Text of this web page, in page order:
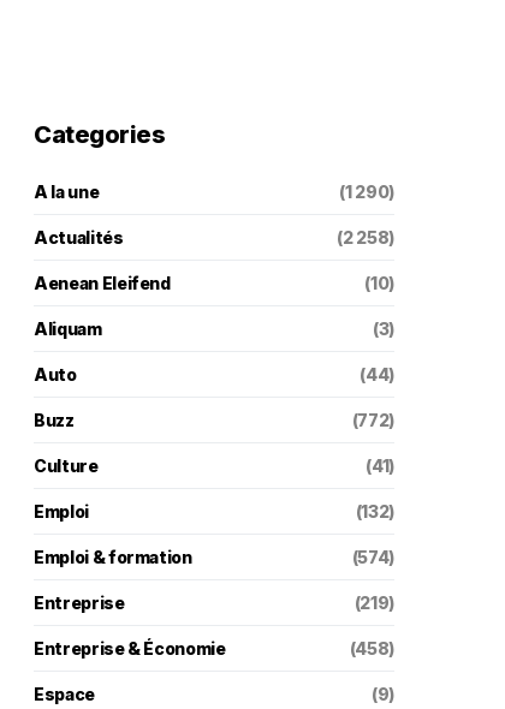
Categories
A la une (1 290)
Actualités (2 258)
Aenean Eleifend (10)
Aliquam (3)
Auto (44)
Buzz (772)
Culture (41)
Emploi (132)
Emploi & formation (574)
Entreprise (219)
Entreprise & Économie (458)
Espace (9)